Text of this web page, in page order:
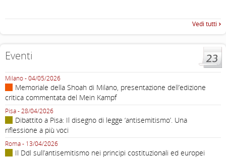
Vedi tutti
Eventi
Milano - 04/05/2026
Memoriale della Shoah di Milano, presentazione dell’edizione
critica commentata del Mein Kampf
Pisa - 28/04/2026
Dibattito a Pisa: Il disegno di legge ‘antisemitismo’. Una
riflessione a più voci
Roma - 13/04/2026
Il Ddl sull’antisemitismo nei principi costituzionali ed europei